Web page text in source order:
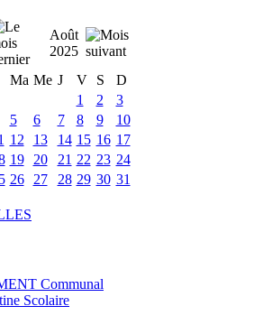
Août
2025
Ma Me J V S
D
1
2
3
5 6 7 8 9
10
12 13 14 15 16 17
19 20 21 22 23 24
26 27 28 29 30 31
Communal
Scolaire